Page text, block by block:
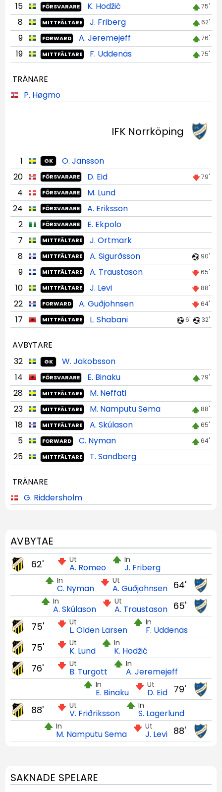
15 FÖRSVARARE K. Hodžić 75'
8 MITTFÄLTARE J. Friberg 62'
9 FORWARD A. Jeremejeff 76'
19 MITTFÄLTARE F. Uddenäs 75'
TRÄNARE
P. Høgmo
IFK Norrköping
1 GK
O. Jansson
20
FÖRSVARARE D. Eid 79'
4 FÖRSVARARE
M. Lund
24
FÖRSVARARE
A. Eriksson
2
FÖRSVARARE
E. Ekpolo
7
MITTFÄLTARE
J. Ortmark
8
MITTFÄLTARE A. Sigurðsson 90'
9 MITTFÄLTARE A. Traustason 65'
10 MITTFÄLTARE J. Levi 88'
22 FORWARD A. Guðjohnsen 64'
17 MITTFÄLTARE L. Shabani 6' 32'
AVBYTARE
32
GK
W. Jakobsson
14
FÖRSVARARE E. Binaku 79'
28 MITTFÄLTARE
M. Neffati
23
MITTFÄLTARE M. Namputu Sema 88'
18 MITTFÄLTARE A. Skúlason 65'
5 FORWARD C. Nyman 64'
25 MITTFÄLTARE T. Sandberg
TRÄNARE
G. Riddersholm
AVBYTAE
Ut
A. Romeo
In
J. Friberg
62'
64'
Ut
A. Guðjohnsen
In
C. Nyman
65'
Ut
A. Traustason
In
A. Skúlason
Ut
L. Olden Larsen
In
F. Uddenäs
75'
Ut
K. Lund
In
K. Hodžić
75'
Ut
B. Turgott
In
A. Jeremejeff
76'
79'
Ut
D. Eid
In
E. Binaku
Ut
V. Friðriksson
In
S. Lagerlund
88'
88'
Ut
J. Levi
In
M. Namputu Sema
SAKNADE SPELARE